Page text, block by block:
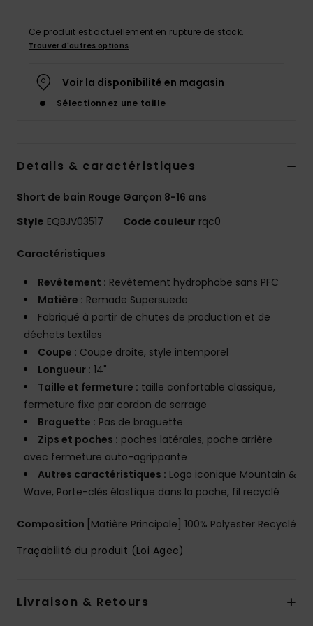
Ce produit est actuellement en rupture de stock.
Trouver d'autres options
Voir la disponibilité en magasin
Sélectionnez une taille
Details & caractéristiques
Short de bain Rouge Garçon 8-16 ans
Style EQBJV03517 Code couleur rqc0
Caractéristiques
Revêtement : Revêtement hydrophobe sans PFC
Matière : Remade Supersuede
Fabriqué à partir de chutes de production et de
déchets textiles
Coupe : Coupe droite, style intemporel
Longueur : 14"
Taille et fermeture : taille confortable classique,
fermeture fixe par cordon de serrage
Braguette : Pas de braguette
Zips et poches : poches latérales, poche arrière
avec fermeture auto-agrippante
Autres caractéristiques : Logo iconique Mountain &
Wave, Porte-clés élastique dans la poche, fil recyclé
Composition [Matière Principale] 100% Polyester Recyclé
Traçabilité du produit (Loi Agec)
Livraison & Retours